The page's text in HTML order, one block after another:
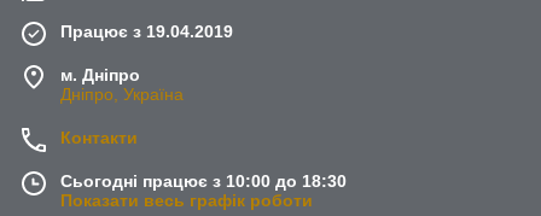
Працює з 19.04.2019
м. Дніпро
Дніпро, Україна
Контакти
Сьогодні працює з 10:00 до 18:30
Показати весь графік роботи